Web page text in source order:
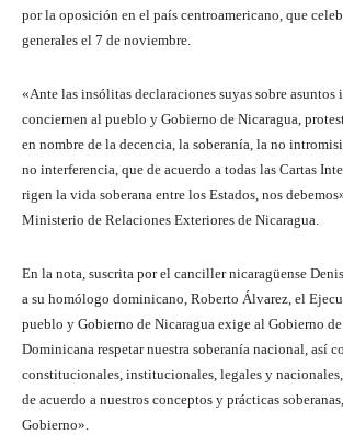
por la oposición en el país centroamericano, que
generales el 7 de noviembre.
«Ante las insólitas declaraciones suyas sobre asuntos
conciernen al pueblo y Gobierno de Nicaragua,
en nombre de la decencia, la soberanía, la no
no interferencia, que de acuerdo a todas las Cartas
rigen la vida soberana entre los Estados, nos
Ministerio de Relaciones Exteriores de Nicaragua.
En la nota, suscrita por el canciller nicaragüense
a su homólogo dominicano, Roberto Álvarez, el
pueblo y Gobierno de Nicaragua exige al Gobierno
Dominicana respetar nuestra soberanía nacional, así
constitucionales, institucionales, legales y
de acuerdo a nuestros conceptos y prácticas
Gobierno».